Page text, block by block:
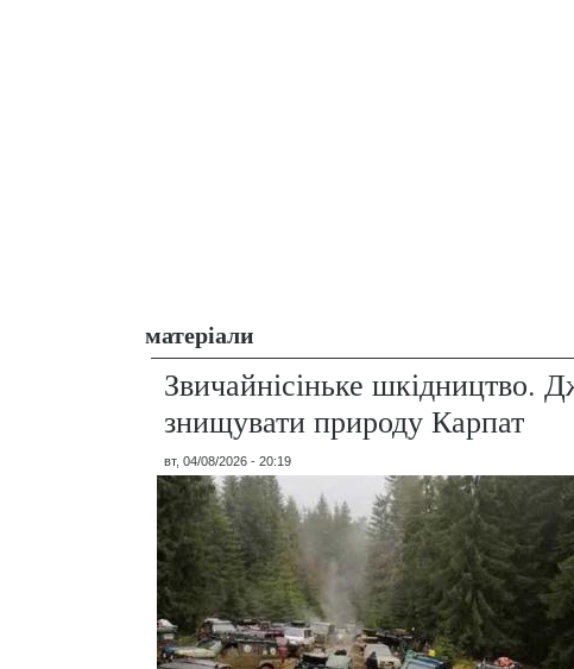
матеріали
Звичайнісіньке шкідництво.
знищувати природу Карпат
вт, 04/08/2026 - 20:19